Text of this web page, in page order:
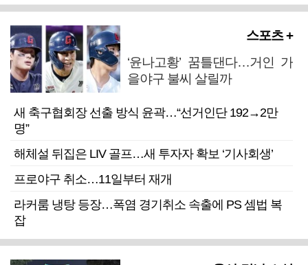
스포츠 +
‘윤나고황’ 꿈틀댄다…거인 가
을야구 불씨 살릴까
새 축구협회장 선출 방식 윤곽…“선거인단 192→2만
명”
해체설 뒤집은 LIV 골프…새 투자자 확보 ‘기사회생’
프로야구 취소…11일부터 재개
라커룸 냉탕 등장…폭염 경기취소 속출에 PS 셈법 복
잡